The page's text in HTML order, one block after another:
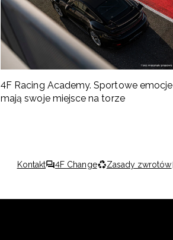
4F Racing Academy. Sportowe emocje
mają swoje miejsce na torze
Kontakt 4F Change Zasady zwrotów